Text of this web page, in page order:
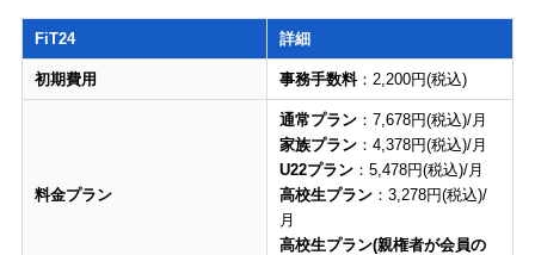
FiT24 詳細
初期費用 事務手数料：2,200円(税込)
料金プラン
通常プラン：7,678円(税込)/月
家族プラン：4,378円(税込)/月
U22プラン：5,478円(税込)/月
高校生プラン：3,278円(税込)/
月
高校生プラン(親権者が会員の